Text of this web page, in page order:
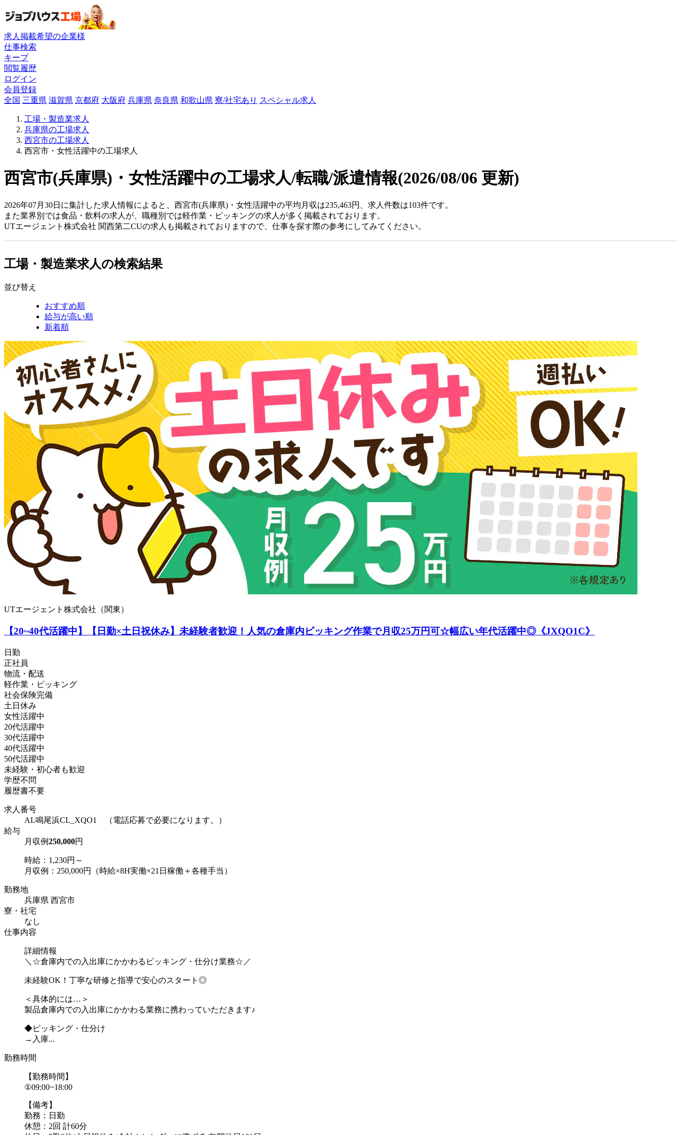
求人掲載希望の企業様
仕事検索
キープ
閲覧履歴
ログイン
会員登録
全国 三重県 滋賀県 京都府 大阪府 兵庫県 奈良県 和歌山県 寮/社宅あり スペシャル求人
工場・製造業求人
兵庫県の工場求人
西宮市の工場求人
西宮市・女性活躍中の工場求人
西宮市(兵庫県)・女性活躍中の工場求人/転職/派遣情報(2026/08/06 更新)
2026年07月30日に集計した求人情報によると、西宮市(兵庫県)・女性活躍中の平均月収は235,463円、求人件数は103件です。
また業界別では食品・飲料の求人が、職種別では軽作業・ピッキングの求人が多く掲載されております。
UTエージェント株式会社 関西第二CUの求人も掲載されておりますので、仕事を探す際の参考にしてみてください。
工場・製造業求人の検索結果
並び替え
おすすめ順
給与が高い順
新着順
UTエージェント株式会社（関東）
【20~40代活躍中】【日勤×土日祝休み】未経験者歓迎！人気の倉庫内ピッキング作業で月収25万円可☆幅広い年代活躍中◎《JXQO1C》
日勤
正社員
物流・配送
軽作業・ピッキング
社会保険完備
土日休み
女性活躍中
20代活躍中
30代活躍中
40代活躍中
50代活躍中
未経験・初心者も歓迎
学歴不問
履歴書不要
求人番号
AL鳴尾浜CL_XQO1 （電話応募で必要になります。）
給与
月収例250,000円
時給：1,230円～
月収例：250,000円（時給×8H実働×21日稼働＋各種手当）
勤務地
兵庫県 西宮市
寮・社宅
なし
仕事内容
詳細情報
＼☆倉庫内での入出庫にかかわるピッキング・仕分け業務☆／
未経験OK！丁寧な研修と指導で安心のスタート◎
＜具体的には…＞
製品倉庫内での入出庫にかかわる業務に携わっていただきます♪
◆ピッキング・仕分け
→入庫...
勤務時間
【勤務時間】
①09:00~18:00
【備考】
勤務：日勤
休憩：2回 計60分